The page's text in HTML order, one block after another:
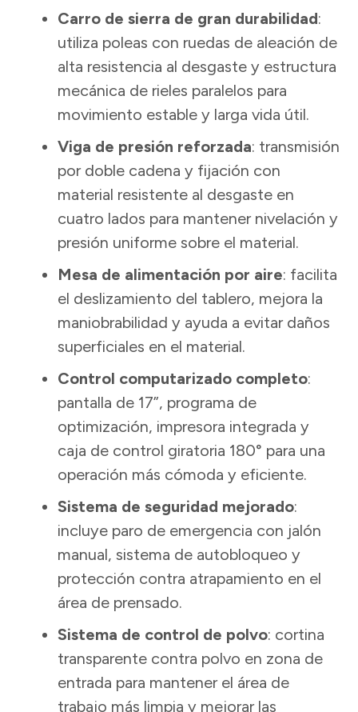
Carro de sierra de gran durabilidad:
utiliza poleas con ruedas de aleación de
alta resistencia al desgaste y estructura
mecánica de rieles paralelos para
movimiento estable y larga vida útil.
Viga de presión reforzada: transmisión
por doble cadena y fijación con
material resistente al desgaste en
cuatro lados para mantener nivelación y
presión uniforme sobre el material.
Mesa de alimentación por aire: facilita
el deslizamiento del tablero, mejora la
maniobrabilidad y ayuda a evitar daños
superficiales en el material.
Control computarizado completo:
pantalla de 17”, programa de
optimización, impresora integrada y
caja de control giratoria 180° para una
operación más cómoda y eficiente.
Sistema de seguridad mejorado:
incluye paro de emergencia con jalón
manual, sistema de autobloqueo y
protección contra atrapamiento en el
área de prensado.
Sistema de control de polvo: cortina
transparente contra polvo en zona de
entrada para mantener el área de
trabajo más limpia y mejorar las